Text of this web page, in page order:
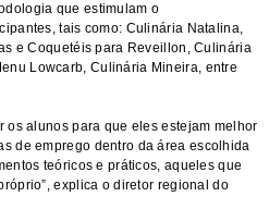
que estimulam o
tais como: Culinária Natalina,
e Coquetéis para Reveillon, Culinária
Lowcarb, Culinária Mineira, entre
os alunos para que eles estejam melhor
de emprego dentro da área escolhida
teóricos e práticos, aqueles que
explica o diretor regional do